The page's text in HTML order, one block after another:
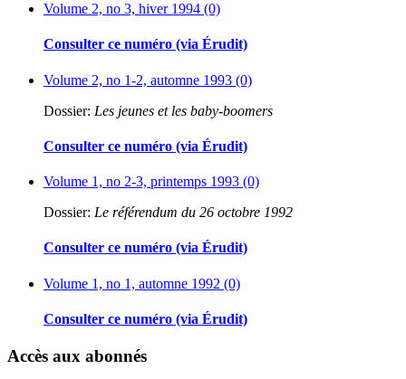
Volume 2, no 3, hiver 1994 (0)
Consulter ce numéro (via Érudit)
Volume 2, no 1-2, automne 1993 (0)
Dossier: Les jeunes et les baby-boomers
Consulter ce numéro (via Érudit)
Volume 1, no 2-3, printemps 1993 (0)
Dossier: Le référendum du 26 octobre 1992
Consulter ce numéro (via Érudit)
Volume 1, no 1, automne 1992 (0)
Consulter ce numéro (via Érudit)
Accès aux abonnés